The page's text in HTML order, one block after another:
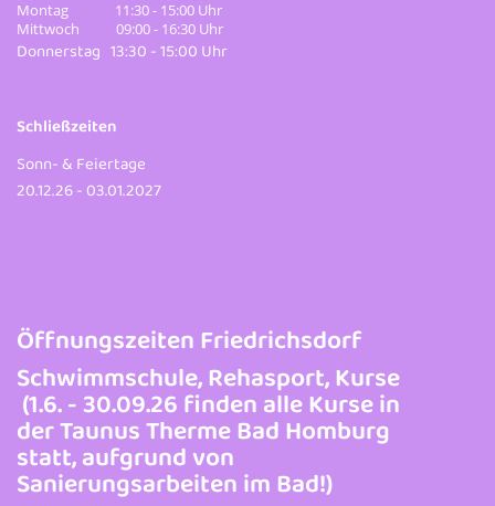
Montag 11:30 - 15:00 Uhr
Mittwoch 09:00 - 16:30 Uhr
Donnerstag 13:30 - 15:00 Uhr
Schließzeiten
Sonn- & Feiertage
20.12.26 - 03.01.2027
Öffnungszeiten Friedrichsdorf
Schwimmschule, Rehasport, Kurse
(1.6. - 30.09.26 finden alle Kurse in
der Taunus Therme Bad Homburg
statt, aufgrund von
Sanierungsarbeiten im Bad!)